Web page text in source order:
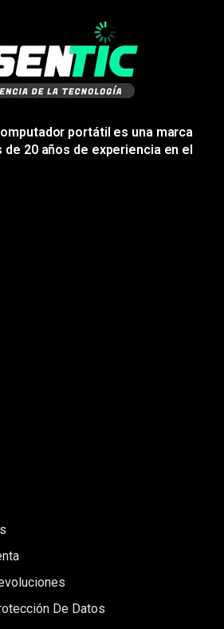
portátil es una marca
de 20 años de experiencia en el
De Datos